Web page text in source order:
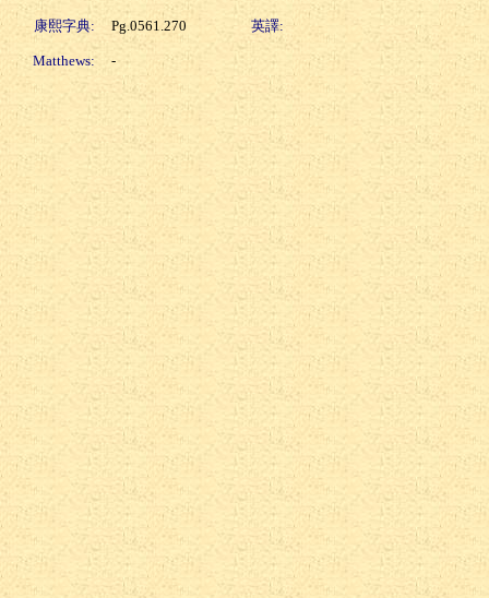
康熙字典: Pg.0561.270 英譯:
Matthews: -